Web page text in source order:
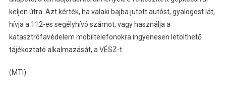
keljen útra. Azt kérték, ha valaki bajba jutott autóst, gyalogost lát,
hívja a 112-es segélyhívó számot, vagy használja a
katasztrófavédelem mobiltelefonokra ingyenesen letölthető
tájékoztató alkalmazását, a VÉSZ-t.
(MTI)